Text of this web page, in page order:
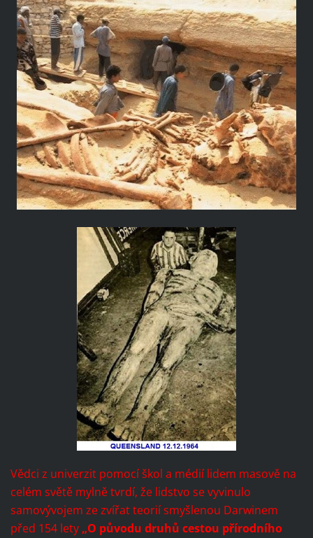
Vědci z univerzit pomocí škol a médií lidem masově na
celém světě mylně tvrdí, že lidstvo se vyvinulo
samovývojem ze zvířat teorií smyšlenou Darwinem
před 154 lety „O původu druhů cestou přírodního